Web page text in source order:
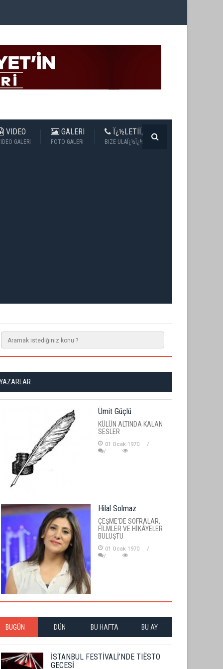
VIDEO
GALERI
GALERI
FOTO GALERI
Ï¿½LETIÏ¿½IM
BIZE ULAÏ¿½Ï¿½N
YAZARLAR
Ümit Güçlü
KÜLÜN ALTINDA KALAN
SESLER
01 Ocak 1970
Hilal Solmaz
ÇEŞME'DE SOFRALAR,
FİLMLER VE HİKÂYELER
BULUŞTU
01 Ocak 1970
BUGÜN DÜN BU HAFTA BU AY
İSTANBUL FESTİVALİ’NDE TIËSTO
GECESİ